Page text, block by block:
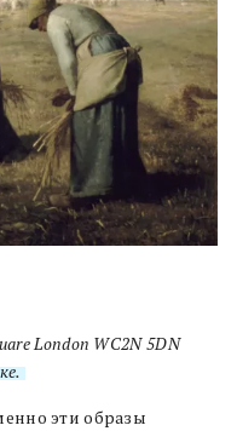
London WC2N5DN
эти образы